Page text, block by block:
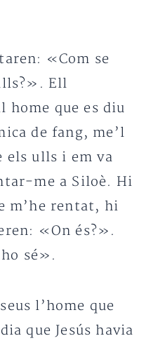
«Com se
Ell
home que es diu
de fang, me’l
els ulls i em va
me a Siloè. Hi
m’he rentat, hi
«On és?».
sé».
l’home que
que Jesús havia